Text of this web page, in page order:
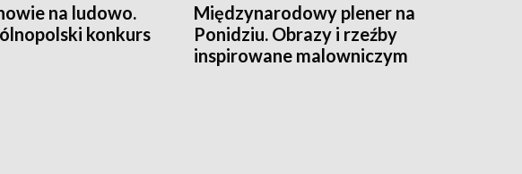
na ludowo.
konkurs
Międzynarodowy plener na
Ponidziu. Obrazy i rzeźby
inspirowane malowniczym